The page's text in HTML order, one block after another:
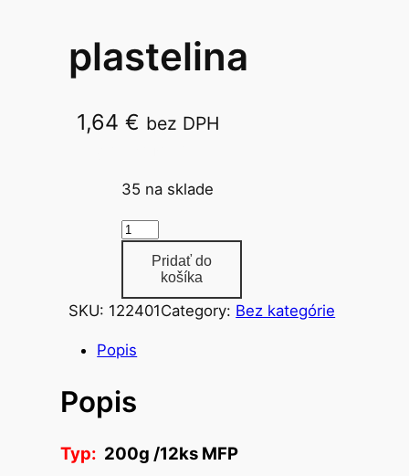
plastelina
1,64€ bez DPH
35 na sklade
m
ž
t
o
p
a
Pridať do
košíka
SKU: 122401Category: Bez kategórie
Popis
Popis
Typ: 200g /12ks MFP